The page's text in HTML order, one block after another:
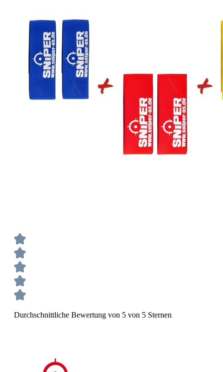
Durchschnittliche Bewertung von 5 von 5 Sternen